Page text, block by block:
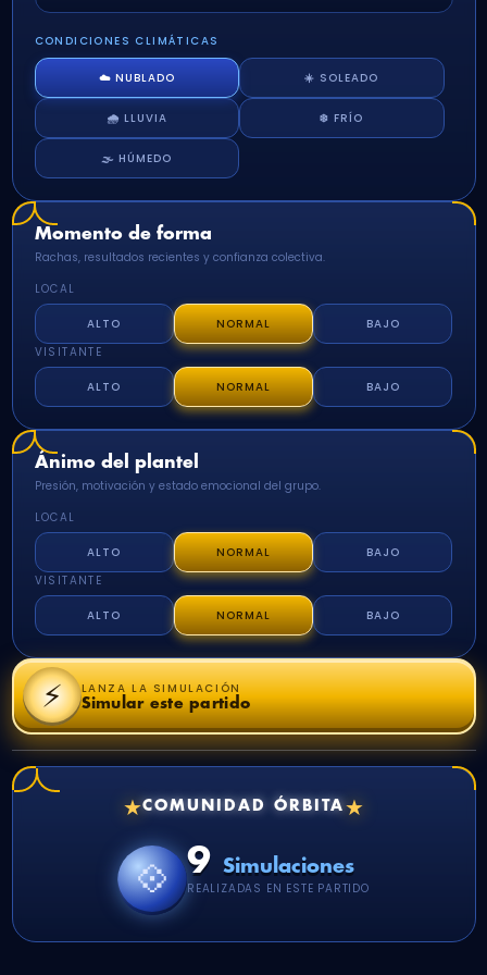
CONDICIONES CLIMÁTICAS
☁️ NUBLADO ☀️ SOLEADO
🌧️ LLUVIA ❄️ FRÍO
🌫️ HÚMEDO
Momento de forma
Rachas, resultados recientes y confianza colectiva.
LOCAL
ALTO NORMAL
BAJO
VISITANTE
ALTO NORMAL BAJO
Ánimo del plantel
Presión, motivación y estado emocional del grupo.
LOCAL
ALTO NORMAL
BAJO
VISITANTE
ALTO NORMAL BAJO
⚡ LANZA LA SIMULACIÓN
Simular este partido
★COMUNIDAD ÓRBITA★
💠 9Simulaciones
REALIZADAS EN ESTE PARTIDO